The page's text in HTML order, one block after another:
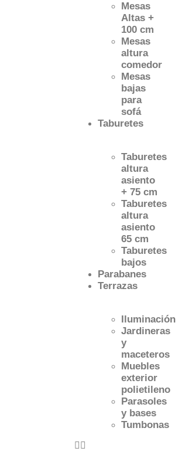
Mesas
Altas +
100 cm
Mesas
altura
comedor
Mesas
bajas
para
sofá
Taburetes
Taburetes
altura
asiento
+ 75 cm
Taburetes
altura
asiento
65 cm
Taburetes
bajos
Parabanes
Terrazas
Iluminación
Jardineras
y
maceteros
Muebles
exterior
polietileno
Parasoles
y bases
Tumbonas